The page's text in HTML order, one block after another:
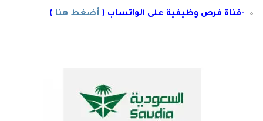
-قناة فرص وظيفية على الواتساب ( أضغط هنا )